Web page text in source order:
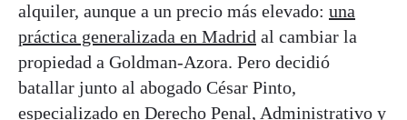
alquiler, aunque a un precio más elevado: una
práctica generalizada en Madrid al cambiar la
propiedad a Goldman-Azora. Pero decidió
batallar junto al abogado César Pinto,
especializado en Derecho Penal, Administrativo y